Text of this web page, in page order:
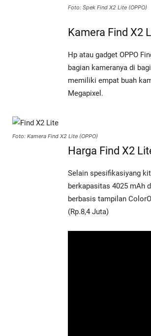
Foto: Spek Find X2 Lite (OPPO)
Kamera Find X2
Hp atau gadget OPPO
bagian kameranya di
memiliki empat buah
Megapixel.
Foto: Kamera Find X2 Lite (OPPO)
Harga Find X2
Selain spesifikasiyang
berkapasitas 4025 mAh
berbasis tampilan
(Rp.8,4 Juta)